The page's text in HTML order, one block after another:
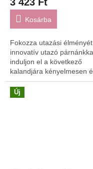
Kosárba
Fokozza utazási élményét
innovatív utazó
induljon el a következő
kalandjára kényelmesen
stílusosan!
Új